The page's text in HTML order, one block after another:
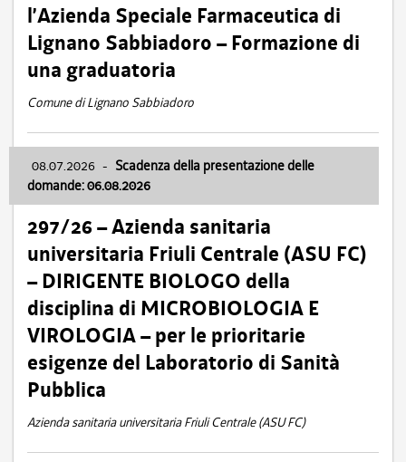
l’Azienda Speciale Farmaceutica di
Lignano Sabbiadoro – Formazione di
una graduatoria
Comune di Lignano Sabbiadoro
08.07.2026 - Scadenza della presentazione delle
domande: 06.08.2026
297/26 – Azienda sanitaria
universitaria Friuli Centrale (ASU FC)
– DIRIGENTE BIOLOGO della
disciplina di MICROBIOLOGIA E
VIROLOGIA – per le prioritarie
esigenze del Laboratorio di Sanità
Pubblica
Azienda sanitaria universitaria Friuli Centrale (ASU FC)